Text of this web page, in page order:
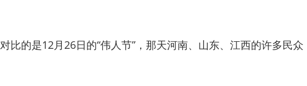
比的是12月26日的“伟人节”，那天河南、山东、江西的许多民众